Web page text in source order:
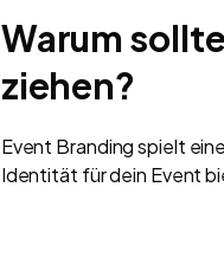
Warum
ziehen?
Event Branding spielt
Identität für dein Event